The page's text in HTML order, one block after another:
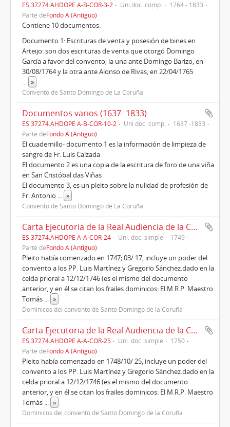
ES 37274.AHDOPE A-B-COR-3-2 Uni.doc. comp.
1764 - 1833
Parte deFondo A (Antiguo)
Contiene 10 documentos:
Documento 1: Escrituras de venta y posesión de bines en
Arteijo: son dos escrituras de venta que otorgó Domingo
García a favor del convento; la una ante Domingo Barizo, en
30/08/1764 y la otra ante Alonso de Rivas, en 22/04/1765
... »
Convento de Santo Domingo de La Coruña
Documentos varios (1637- 1833)
ES 37274.AHDOPE A-B-COR-10-2 Uni.doc. comp.
1637 -1833
Parte deFondo A (Antiguo)
El cuadernillo- documento 1 es la información de limpieza de
sangre de Fr. Luis Calzada
El documento 2 es una copia de la escritura de foro de una viña
en San Cristóbal das Viñas
El documento 3, es un pleito sobre la nulidad de profesión de
Fr. Antonio ... »
Convento de Santo Domingo de La Coruña
Carta Ejecutoria de la Real Audiencia de la Coruña sus autos, a favor del convento contra Manuel de Lastres y consortes, sobre bienes San Amaro y agra de la Torre de Hércules, 1749
ES 37274.AHDOPE A-A-COR-24 Uni. doc. simple
1749
Parte deFondo A (Antiguo)
Pleito había comenzado en 1747; 03/ 17, incluye un poder del
convento a los PP. Luis Martínez y Gregorio Sánchez.dado en la
celda prioral a 12/12/1746 (es el mismo del documento
anterior, y en él se citan los frailes dominicos: El M.R.P. Maestro
Tomás ... »
Dominicos del convento de Santo Domingo de la Coruña
Carta Ejecutoria de la Real Audiencia de la Coruña y sus autos, a favor del convento contra Baltasar de Fraga y consortes, sobre los bienes sitos en la feligresía de Santa María de Rutes - Villaboa-. año 1750
ES 37274.AHDOPE A-A-COR-25 Uni. doc. simple
1750
Parte deFondo A (Antiguo)
Pleito había comenzado en 1748/10/ 25, incluye un poder del
convento a los PP. Luis Martínez y Gregorio Sánchez.dado en la
celda prioral a 12/12/1746 (es el mismo del documento
anterior, y en él se citan los frailes dominicos: El M.R.P. Maestro
Tomás ... »
Dominicos del convento de Santo Domingo de la Coruña